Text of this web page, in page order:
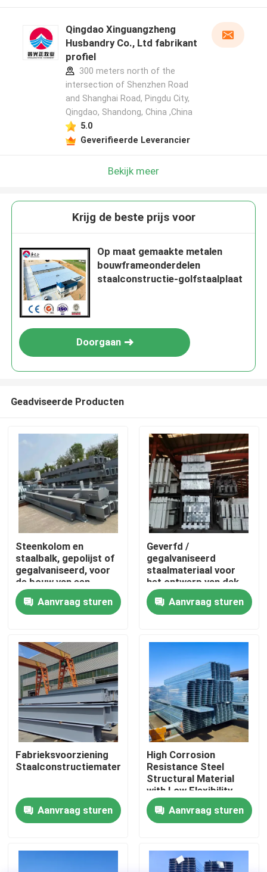
Producten
Over ons
Fabriekstocht
Kwaliteitscontrole
Neem contact met ons op
Nieuws
Qingdao Xinguangzheng
Husbandry Co., Ltd fabrikant
profiel
300 meters north of the
intersection of Shenzhen Road
and Shanghai Road, Pingdu City,
Qingdao, Shandong, China ,China
5.0
Geverifieerde Leverancier
Bekijk meer
Krijg de beste prijs voor
Op maat gemaakte metalen
bouwframeonderdelen
staalconstructie-golfstaalplaat
Doorgaan
Geadviseerde Producten
Steenkolom en
staalbalk, gepolijst of
gegalvaniseerd, voor
de bouw van een
staalafdeling
Aanvraag sturen
Geverfd /
gegalvaniseerd
staalmateriaal voor
het ontwerp van dak-
en muurbouten
Aanvraag sturen
Fabrieksvoorziening
Staalconstructiemateriaal
Aanvraag sturen
High Corrosion
Resistance Steel
Structural Material
with Low Flexibility
and High Fire
Resistance
Aanvraag sturen